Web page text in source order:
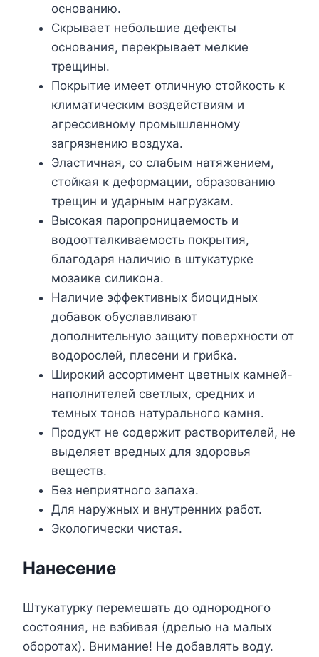
основанию.
Скрывает небольшие дефекты
основания, перекрывает мелкие
трещины.
Покрытие имеет отличную стойкость к
климатическим воздействиям и
агрессивному промышленному
загрязнению воздуха.
Эластичная, со слабым натяжением,
стойкая к деформации, образованию
трещин и ударным нагрузкам.
Высокая паропроницаемость и
водоотталкиваемость покрытия,
благодаря наличию в штукатурке
мозаике силикона.
Наличие эффективных биоцидных
добавок обуславливают
дополнительную защиту поверхности от
водорослей, плесени и грибка.
Широкий ассортимент цветных камней-
наполнителей светлых, средних и
темных тонов натурального камня.
Продукт не содержит растворителей, не
выделяет вредных для здоровья
веществ.
Без неприятного запаха.
Для наружных и внутренних работ.
Экологически чистая.
Нанесение
Штукатурку перемешать до однородного
состояния, не взбивая (дрелью на малых
оборотах). Внимание! Не добавлять воду.